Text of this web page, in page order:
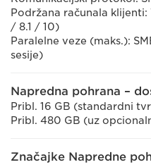
Podržana računala
/ 8.1 / 10)
Paralelne veze (maks.):
sesije)
Napredna pohrana –
Pribl. 16 GB (standardni
Pribl. 480 GB (uz
Značajke Napredne